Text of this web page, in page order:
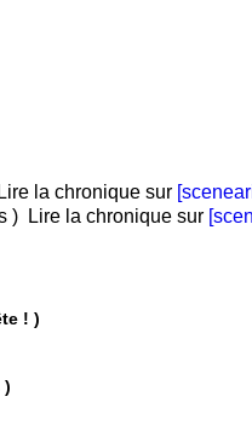
la chronique sur
( Textes ) Lire la chronique sur
! )
)